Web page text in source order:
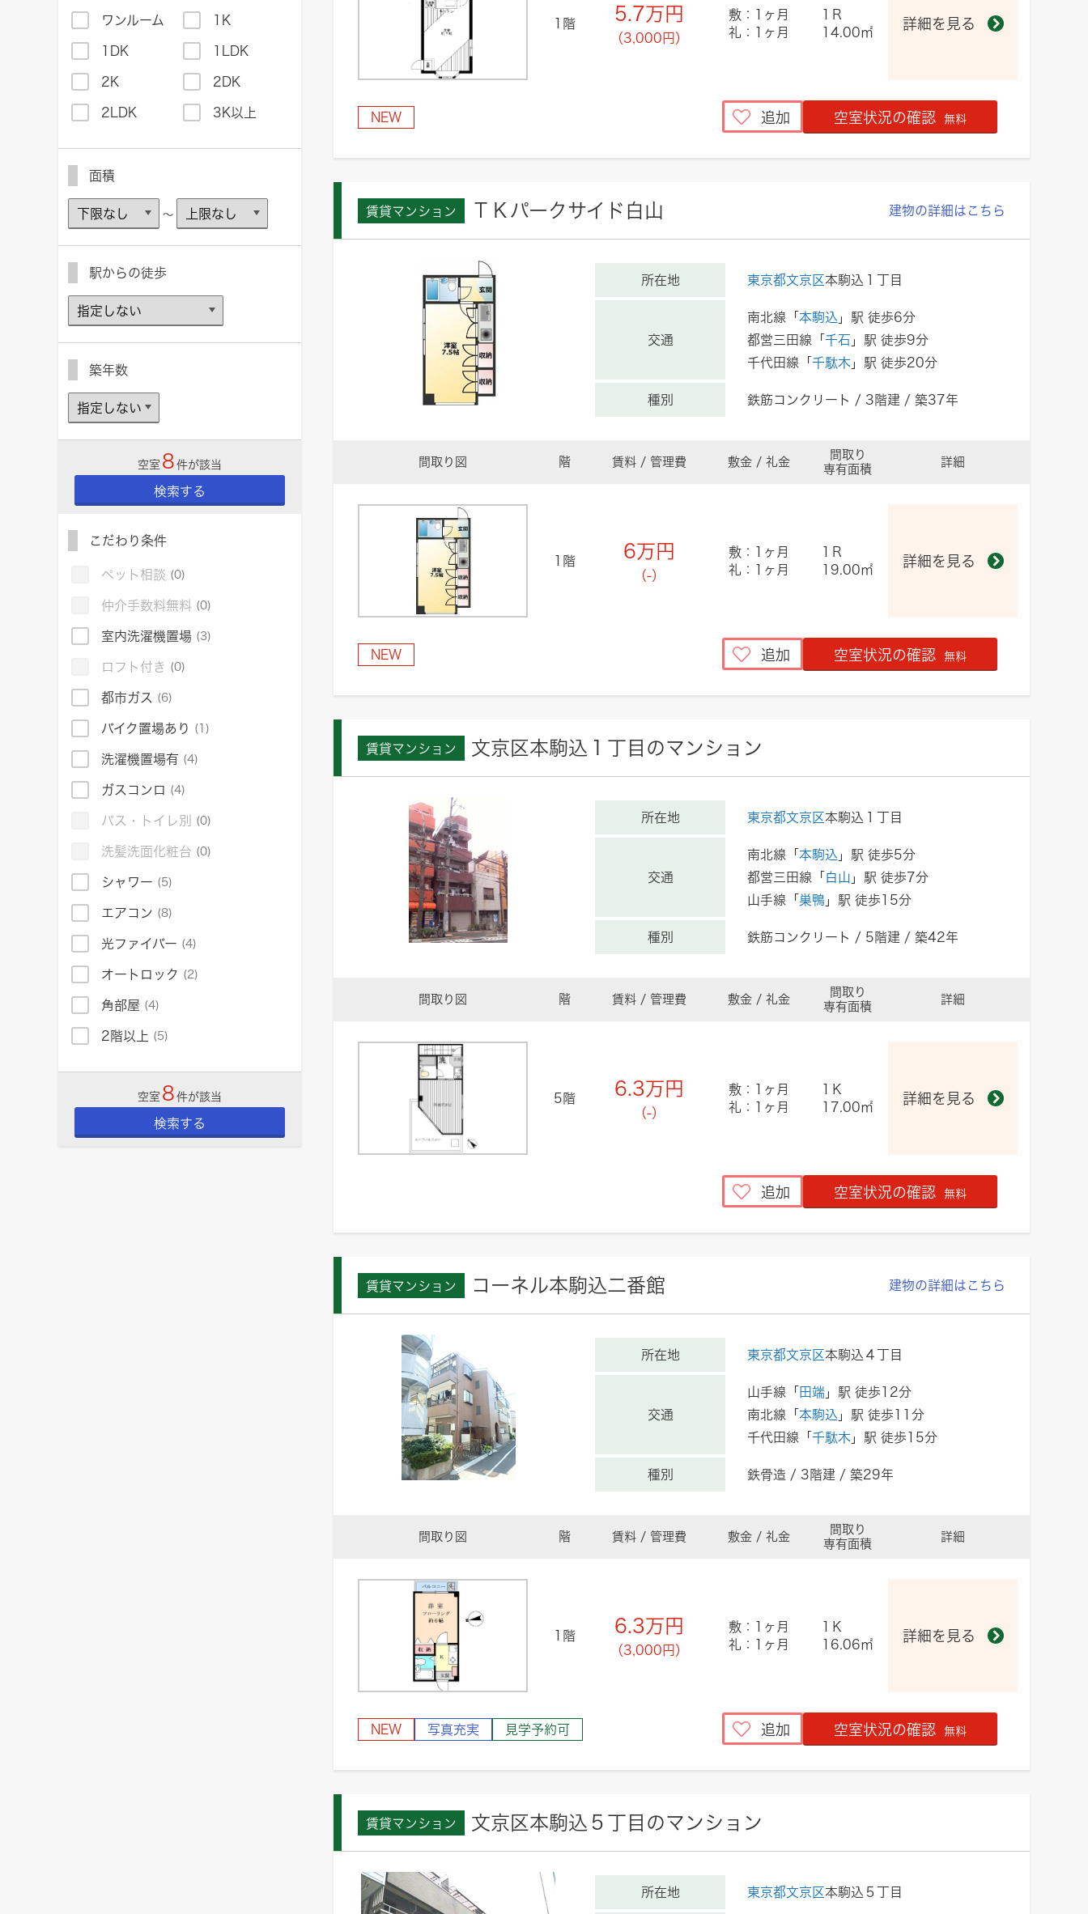
1階 5.7万円
（3,000円）
敷：1ヶ月
礼：1ヶ月
1Ｒ
14.00㎡
詳細を見る
NEW 追加 空室状況の確認 無料
賃貸マンション ＴＫパークサイド白山 建物の詳細はこちら
所在地 東京都文京区本駒込１丁目
交通
南北線「 本駒込 」駅 徒歩6分
都営三田線「 千石 」駅 徒歩9分
千代田線「 千駄木 」駅 徒歩20分
種別 鉄筋コンクリート / 3階建 / 築37年
間取り図 階 賃料 / 管理費 敷金 / 礼金
間取り
専有面積
詳細
1階 6万円
（-）
敷：1ヶ月
礼：1ヶ月
1Ｒ
19.00㎡
詳細を見る
NEW 追加 空室状況の確認 無料
賃貸マンション 文京区本駒込１丁目のマンション
所在地 東京都文京区本駒込１丁目
交通
南北線「 本駒込 」駅 徒歩5分
都営三田線「 白山 」駅 徒歩7分
山手線「 巣鴨 」駅 徒歩15分
種別 鉄筋コンクリート / 5階建 / 築42年
間取り図 階 賃料 / 管理費 敷金 / 礼金
間取り
専有面積
詳細
5階 6.3万円
（-）
敷：1ヶ月
礼：1ヶ月
1Ｋ
17.00㎡
詳細を見る
追加 空室状況の確認 無料
賃貸マンション コーネル本駒込二番館 建物の詳細はこちら
所在地 東京都文京区本駒込４丁目
交通
山手線「 田端 」駅 徒歩12分
南北線「 本駒込 」駅 徒歩11分
千代田線「 千駄木 」駅 徒歩15分
種別 鉄骨造 / 3階建 / 築29年
間取り図 階 賃料 / 管理費 敷金 / 礼金
間取り
専有面積
詳細
1階 6.3万円
（3,000円）
敷：1ヶ月
礼：1ヶ月
1Ｋ
16.06㎡
詳細を見る
NEW 写真充実 見学予約可 追加 空室状況の確認 無料
賃貸マンション 文京区本駒込５丁目のマンション
所在地 東京都文京区本駒込５丁目
ワンルーム 1K
1DK 1LDK
2K 2DK
2LDK 3K以上
面積
～
駅からの徒歩
築年数
空室 8 件が該当
検索する
こだわり条件
ペット相談 (0)
仲介手数料無料 (0)
室内洗濯機置場 (3)
ロフト付き (0)
都市ガス (6)
バイク置場あり (1)
洗濯機置場有 (4)
ガスコンロ (4)
バス・トイレ別 (0)
洗髪洗面化粧台 (0)
シャワー (5)
エアコン (8)
光ファイバー (4)
オートロック (2)
角部屋 (4)
2階以上 (5)
空室 8 件が該当
検索する